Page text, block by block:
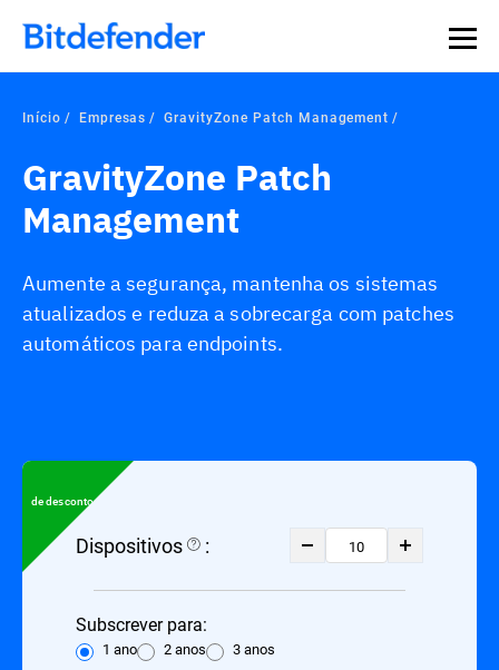
Início Empresas GravityZone Patch Management
GravityZone Patch
Management
Aumente a segurança, mantenha os sistemas
atualizados e reduza a sobrecarga com patches
automáticos para endpoints.
de desconto
Dispositivos :
Subscrever para:
1 ano 2 anos 3 anos